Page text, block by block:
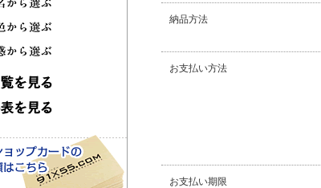
納品方法
お支払い方法
お支払い期限